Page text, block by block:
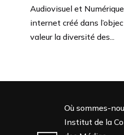
Audiovisuel et
internet créé dans
valeur la diversité des...
Où sommes-
Institut de la